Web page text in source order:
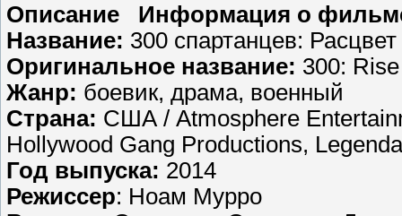
Описание Информация о
Название: 300 спартанцев:
Оригинальное название: 300:
Жанр: боевик, драма, военный
Страна: США / Atmosphere
Hollywood Gang Productions,
Год выпуска: 2014
Режиссер: Ноам Мурро